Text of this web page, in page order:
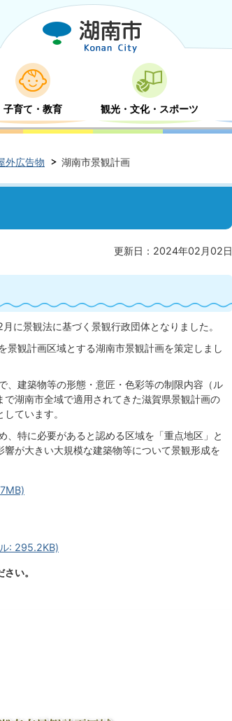
子育て・教育 観光・文化・スポーツ
外広告物 湖南市景観計画
更新日：2024年02月02日
に景観法に基づく景観行政団体となりました。
観計画区域とする湖南市景観計画を策定しまし
、建築物等の形態・意匠・色彩等の制限内容（ル
湖南市全域で適用されてきた滋賀県景観計画の
ています。
特に必要があると認める区域を「重点地区」と
が大きい大規模な建築物等について景観形成を
: 295.2KB)
い。